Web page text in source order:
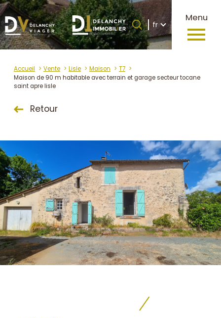
Menu
Langue
fr
Accueil 0 Langue
fr
Accueil Vente Lisle Maison
T7
Maison de 90 m habitable avec terrain et garage secteur tocane
saint apre lisle
Retour